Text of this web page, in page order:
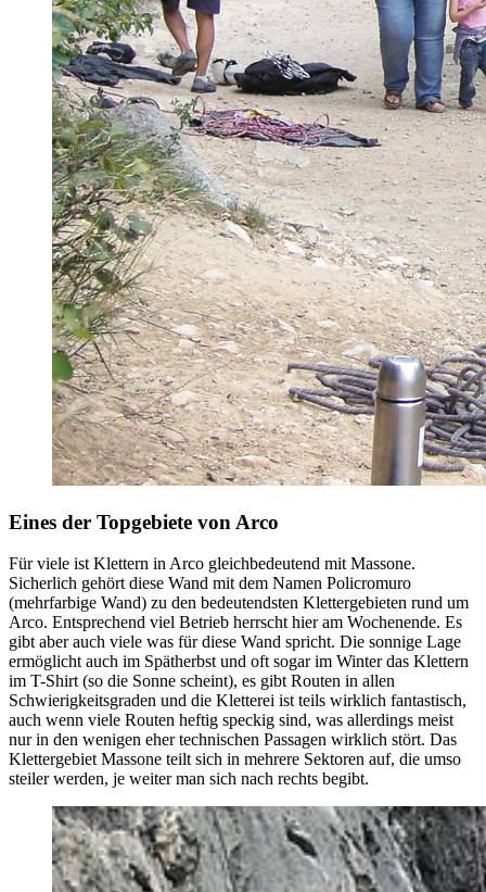
Eines der Topgebiete von Arco
Für viele ist Klettern in Arco gleichbedeutend mit Massone.
Sicherlich gehört diese Wand mit dem Namen Policromuro
(mehrfarbige Wand) zu den bedeutendsten Klettergebieten rund um
Arco. Entsprechend viel Betrieb herrscht hier am Wochenende. Es
gibt aber auch viele was für diese Wand spricht. Die sonnige Lage
ermöglicht auch im Spätherbst und oft sogar im Winter das Klettern
im T-Shirt (so die Sonne scheint), es gibt Routen in allen
Schwierigkeitsgraden und die Kletterei ist teils wirklich fantastisch,
auch wenn viele Routen heftig speckig sind, was allerdings meist
nur in den wenigen eher technischen Passagen wirklich stört. Das
Klettergebiet Massone teilt sich in mehrere Sektoren auf, die umso
steiler werden, je weiter man sich nach rechts begibt.